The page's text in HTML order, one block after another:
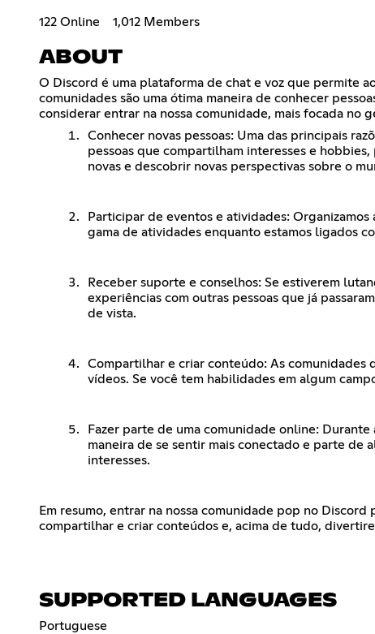
122 Online 1,012 Members
ABOUT
O Discord é uma plataforma de chat e voz que permite
comunidades são uma ótima maneira de conhecer
considerar entrar na nossa comunidade, mais focada no
Conhecer novas pessoas: Uma das principais
pessoas que compartilham interesses e
novas e descobrir novas perspectivas sobre o
Participar de eventos e atividades:
gama de atividades enquanto estamos ligados
Receber suporte e conselhos: Se estiverem
experiências com outras pessoas que já
de vista.
Compartilhar e criar conteúdo: As comunidades
vídeos. Se você tem habilidades em algum
Fazer parte de uma comunidade online:
maneira de se sentir mais conectado e parte de
interesses.
Em resumo, entrar na nossa comunidade pop no
compartilhar e criar conteúdos e, acima de tudo,
SUPPORTED LANGUAGES
Portuguese